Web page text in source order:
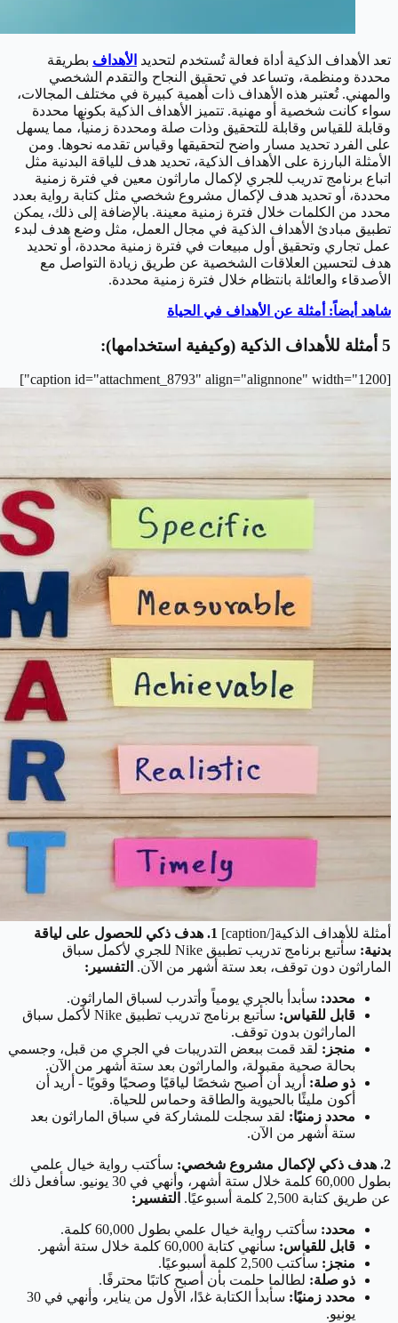
تعد الأهداف الذكية أداة فعالة تُستخدم لتحديد الأهداف بطريقة
محددة ومنظمة، وتساعد في تحقيق النجاح والتقدم الشخصي
والمهني. تُعتبر هذه الأهداف ذات أهمية كبيرة في مختلف المجالات،
سواء كانت شخصية أو مهنية. تتميز الأهداف الذكية بكونها محددة
وقابلة للقياس وقابلة للتحقيق وذات صلة ومحددة زمنياً، مما يسهل
على الفرد تحديد مسار واضح لتحقيقها وقياس تقدمه نحوها. ومن
الأمثلة البارزة على الأهداف الذكية، تحديد هدف للياقة البدنية مثل
اتباع برنامج تدريب للجري لإكمال ماراثون معين في فترة زمنية
محددة، أو تحديد هدف لإكمال مشروع شخصي مثل كتابة رواية بعدد
محدد من الكلمات خلال فترة زمنية معينة. بالإضافة إلى ذلك، يمكن
تطبيق مبادئ الأهداف الذكية في مجال العمل، مثل وضع هدف لبدء
عمل تجاري وتحقيق أول مبيعات في فترة زمنية محددة، أو تحديد
هدف لتحسين العلاقات الشخصية عن طريق زيادة التواصل مع
الأصدقاء والعائلة بانتظام خلال فترة زمنية محددة.
شاهد أيضاً: أمثلة عن الأهداف في الحياة
5 أمثلة للأهداف الذكية (وكيفية استخدامها):
[caption id="attachment_8793" align="alignnone" width="1200"]
أمثلة للأهداف الذكية[/caption]
1. هدف ذكي للحصول على لياقة
بدنية:
سأتبع برنامج تدريب تطبيق Nike للجري لأكمل سباق
الماراثون دون توقف، بعد ستة أشهر من الآن. التفسير:
محدد: سأبدأ بالجري يومياً وأتدرب لسباق الماراثون.
قابل للقياس:
سأتبع برنامج تدريب تطبيق Nike لأكمل سباق
الماراثون بدون توقف.
منجز: لقد قمت ببعض التدريبات في الجري من قبل، وجسمي
بحالة صحية مقبولة، والماراثون بعد ستة أشهر من الآن.
ذو صلة: أريد أن أصبح شخصًا لياقيًا وصحيًا وقويًا - أريد أن
أكون مليئًا بالحيوية والطاقة وحماس للحياة.
محدد زمنيًا: لقد سجلت للمشاركة في سباق الماراثون بعد
ستة أشهر من الآن.
2. هدف ذكي لإكمال مشروع شخصي:
سأكتب رواية خيال علمي
بطول 60,000 كلمة خلال ستة أشهر، وأنهي في 30 يونيو. سأفعل ذلك
عن طريق كتابة 2,500 كلمة أسبوعيًا.
التفسير:
محدد: سأكتب رواية خيال علمي بطول 60,000 كلمة.
قابل للقياس: سأنهي كتابة 60,000 كلمة خلال ستة أشهر.
منجز: سأكتب 2,500 كلمة أسبوعيًا.
ذو صلة: لطالما حلمت بأن أصبح كاتبًا محترفًا.
محدد زمنيًا:
سأبدأ الكتابة غدًا، الأول من يناير، وأنهي في 30
يونيو.